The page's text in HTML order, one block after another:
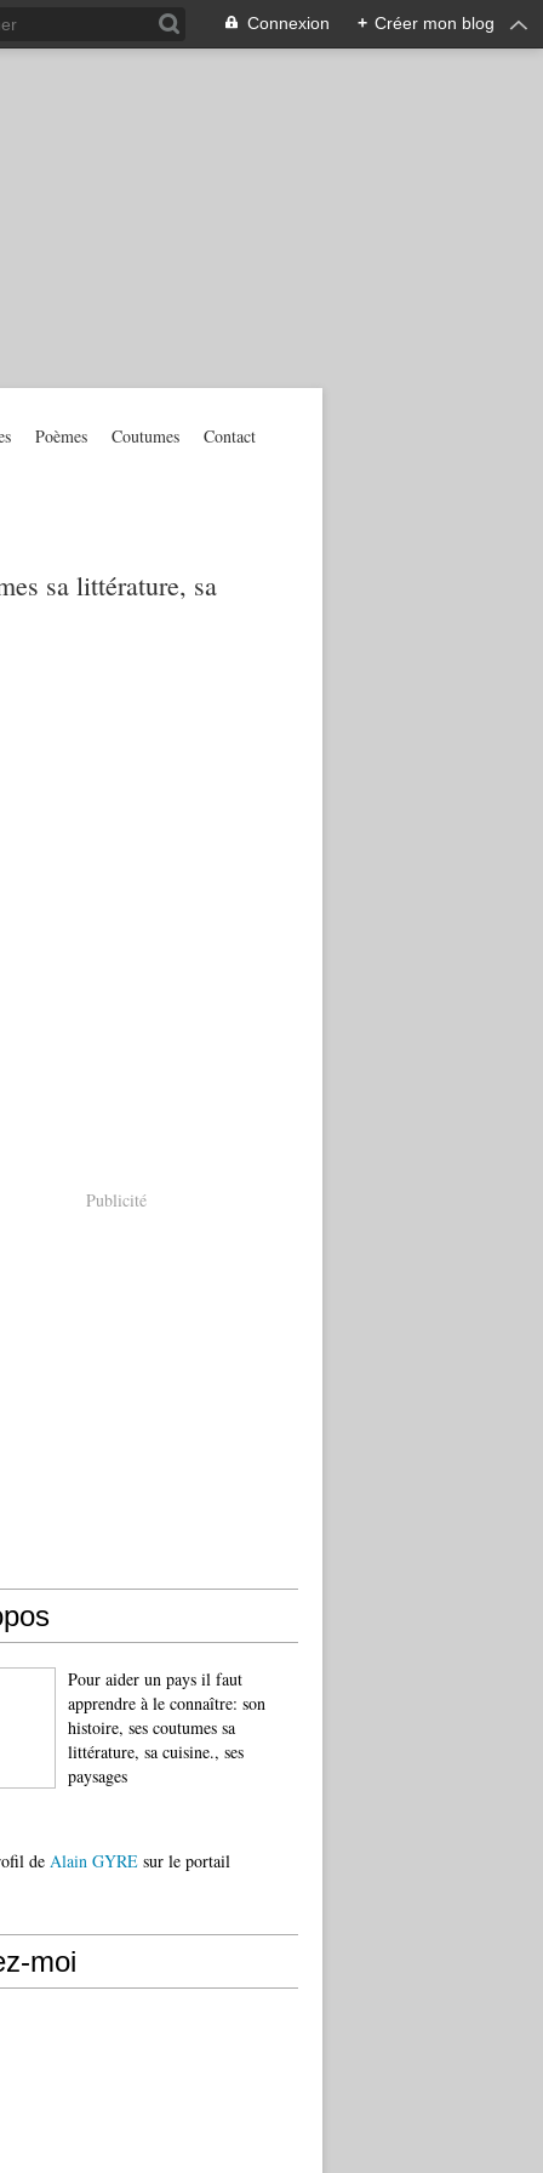
Connexion + Créer mon blog
sa littérature, sa
Poèmes Coutumes Contact
Publicité
Pour aider un pays il faut
apprendre à le connaître: son
histoire, ses coutumes sa
littérature, sa cuisine., ses
paysages
de Alain GYRE sur le portail
moi